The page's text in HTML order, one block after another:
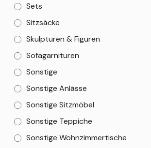
Sets
Sitzsäcke
Skulpturen & Figuren
Sofagarnituren
Sonstige
Sonstige Anlässe
Sonstige Sitzmöbel
Sonstige Teppiche
Sonstige Wohnzimmertische